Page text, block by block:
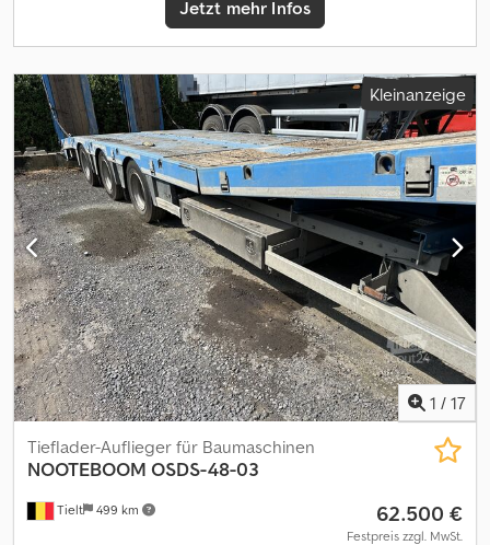
Jetzt mehr Infos
Kleinanzeige
1 / 17
Tielt 499 km
Tieflader-Auflieger für Baumaschinen
NOOTEBOOM OSDS-48-03
62.500 €
Festpreis zzgl. MwSt.